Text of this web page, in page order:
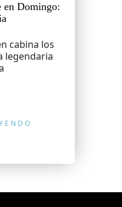
en Domingo:
cabina los
legendaria